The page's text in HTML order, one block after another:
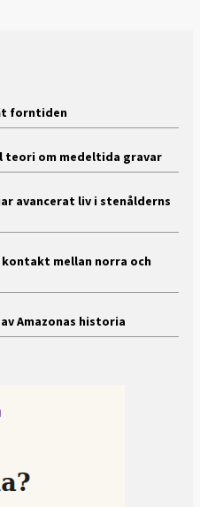
forntiden
teori om medeltida gravar
avancerat liv i stenålderns
mellan norra och
Amazonas historia